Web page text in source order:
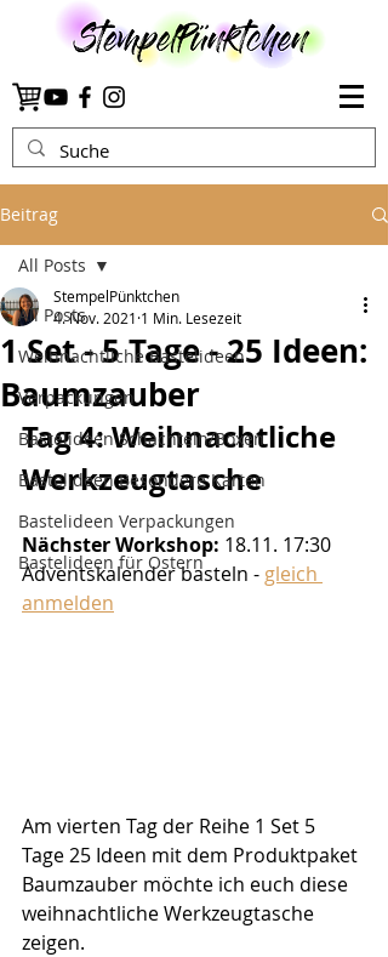
Beitrag
All Posts
Weihnachtliche Bastelideen
Verpackungen
Bastelideen Schachteln/Boxen
Bastelideen Besondere Karten
Bastelideen Verpackungen
Bastelideen für Ostern
All Posts
1 Set - 5 Tage - 25 Ideen:
Baumzauber
StempelPünktchen
4. Nov. 2021 1 Min. Lesezeit
Tag 4: Weihnachtliche
Werkzeugtasche
Nächster Workshop: 18.11. 17:30
Adventskalender basteln - gleich
anmelden
Am vierten Tag der Reihe 1 Set 5
Tage 25 Ideen mit dem Produktpaket
Baumzauber möchte ich euch diese
weihnachtliche Werkzeugtasche
zeigen.